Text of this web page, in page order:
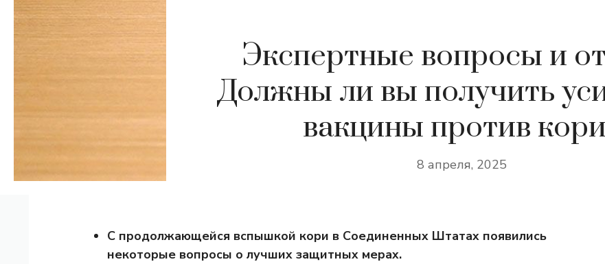
Экспертные вопросы и
Должны ли вы получить
вакцины против
8 апреля, 2025
С продолжающейся вспышкой кори в Соединенных Штатах появились
некоторые вопросы о лучших защитных мерах.